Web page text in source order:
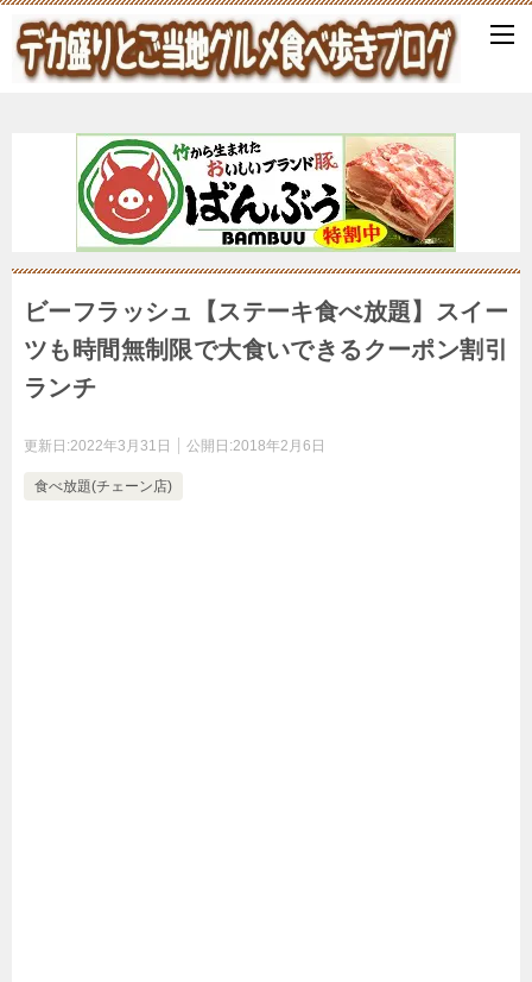
ビーフラッシュ【ステーキ食べ放題】スイー
ツも時間無制限で大食いできるクーポン割引
ランチ
更新日:2022年3月31日 公開日:2018年2月6日
食べ放題(チェーン店)